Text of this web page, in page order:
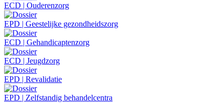
ECD | Ouderenzorg
EPD | Geestelijke gezondheidszorg
ECD | Gehandicaptenzorg
ECD | Jeugdzorg
EPD | Revalidatie
EPD | Zelfstandig behandelcentra